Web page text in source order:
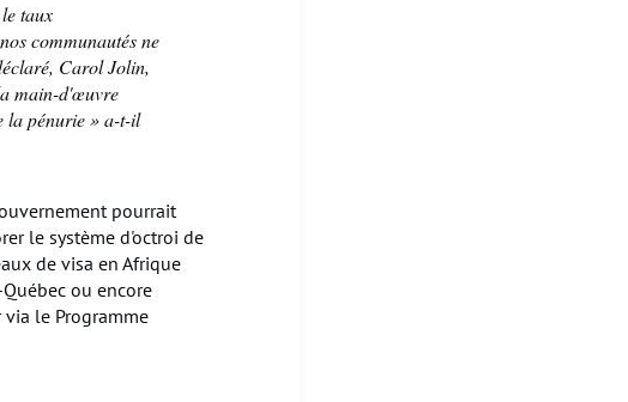
taux
communautés ne
Carol Jolin,
main-d'œuvre
la pénurie » a-t-il
pourrait
le système d'octroi de
de visa en Afrique
ou encore
le Programme